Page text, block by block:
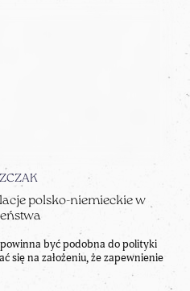
polsko-niemieckie w
być podobna do polityki
się na założeniu, że zapewnienie